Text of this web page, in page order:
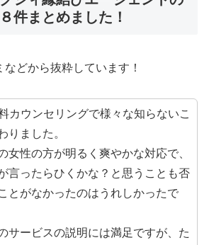
件まとめました！
どから抜粋しています！
カウンセリングで様々な知らないこ
りました。
女性の方が明るく爽やかな対応で、
言ったらひくかな？と思うことも否
とがなかったのはうれしかったで
サービスの説明には満足ですが、た